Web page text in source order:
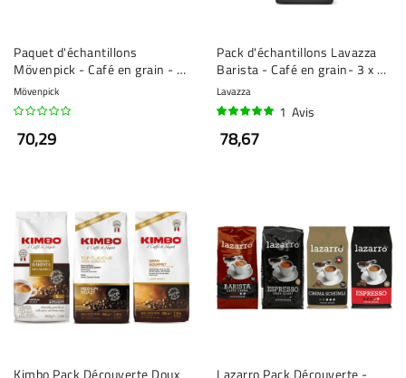
Paquet d'échantillons
Mövenpick - Café en grain - 4
x 1 kilo
Mövenpick
70,29
Pack d'échantillons Lavazza
Barista - Café en grain- 3 x 1
kilo
Lavazza
1 Avis
78,67
Kimbo Pack Découverte Doux
Lazarro Pack Découverte -